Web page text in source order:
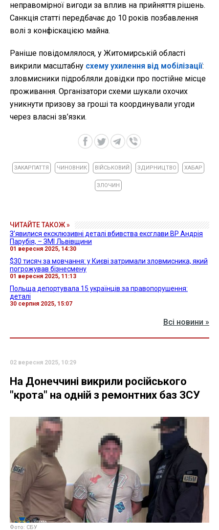
неправомірної вигоди за вплив на прийняття рішень.
Санкція статті передбачає до 10 років позбавлення
волі з конфіскацією майна.
Раніше повідомлялося, у Житомирській області
викрили масштабну схему ухилення від мобілізації:
зловмисники підробляли довідки про постійне місце
проживання. Організатори схеми шукали охочих
уникнути призову за гроші та координували угоди
через власні зв’язки.
ЗАКАРПАТТЯ ЧИНОВНИК ВІЙСЬКОВИЙ ЗДИРНИЦТВО ХАБАР
ЗЛОЧИН
ЧИТАЙТЕ ТАКОЖ »
Зʼявилися ексклюзивні деталі вбивства ексглави ВР Андрія
Парубія, – ЗМІ Львівщини
01 вересня 2025, 14:30
$30 тисяч за мовчання: у Києві затримали зловмисника, який
погрожував бізнесмену
01 вересня 2025, 11:13
Польща депортувала 15 українців за правопорушення:
деталі
30 серпня 2025, 15:07
Всі новини »
02 вересня 2025, 10:29
На Донеччині викрили російського
"крота" на одній з ремонтних баз ЗСУ
Фото: СБУ